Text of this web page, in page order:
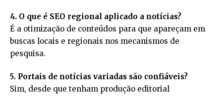
4. O que é SEO regional aplicado a notícias?
É a otimização de conteúdos para que apareçam em
buscas locais e regionais nos mecanismos de
pesquisa.
5. Portais de notícias variadas são confiáveis?
Sim, desde que tenham produção editorial